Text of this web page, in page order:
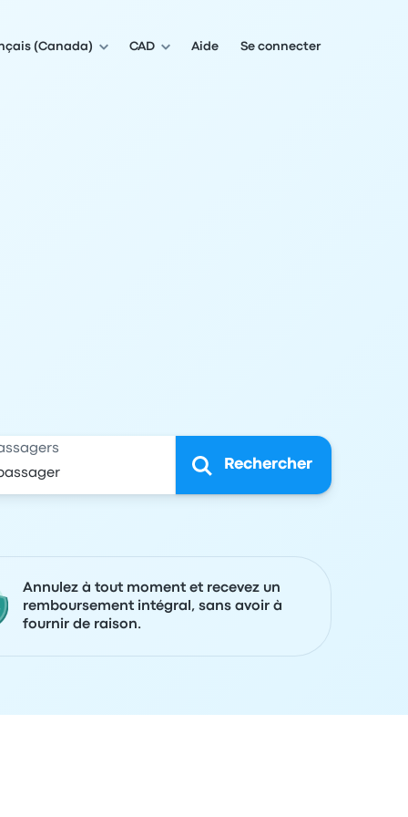
(Canada) CAD Aide Se connecter
Rechercher
Annulez à tout moment et recevez un
remboursement intégral, sans avoir à
fournir de raison.